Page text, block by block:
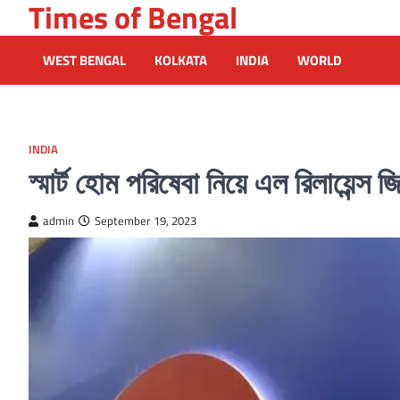
to
content
Times of Bengal
WEST BENGAL KOLKATA INDIA WORLD
INDIA
স্মার্ট হোম পরিষেবা নিয়ে এল রিলায়েন্স
admin September 19, 2023